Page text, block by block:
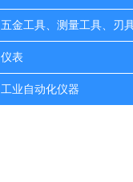
五金工具、测量工具、刃
仪表
工业自动化仪器